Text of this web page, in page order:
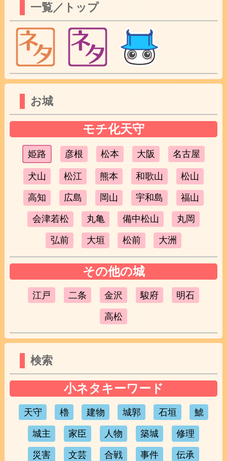
一覧／トップ
お城
モチ化天守
姫路 彦根 松本 大阪 名古屋
犬山 松江 熊本 和歌山 松山
高知 広島 岡山 宇和島 福山
会津若松 丸亀 備中松山 丸岡
弘前 大垣 松前 大洲
その他の城
江戸 二条 金沢 駿府 明石
高松
検索
小ネタキーワード
天守 櫓 建物 城郭 石垣 鯱
城主 家臣 人物 築城 修理
災害 文芸 合戦 事件 伝承